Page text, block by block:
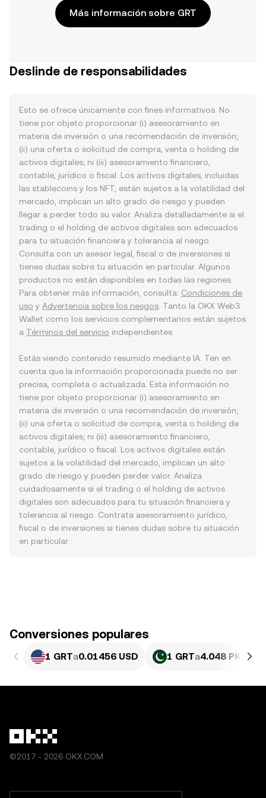
Más información sobre GRT
Deslinde de responsabilidades
Esto se ofrece únicamente con fines informativos. No
tiene por objeto proporcionar (i) asesoramiento en
materia de inversión o una recomendación de inversión;
(ii) una oferta o solicitud de compra, venta o holding de
activos digitales; ni (iii) asesoramiento financiero,
contable, jurídico o fiscal. Los activos digitales, incluidas
las stablecoins y los NFT, están sujetos a la volatilidad del
mercado, implican un alto grado de riesgo y pueden
llegar a perder todo su valor. Analiza detalladamente si el
trading o el holding de activos digitales son adecuados
para tu situación financiera y tolerancia al riesgo.
Consulta con un asesor legal, fiscal o de inversiones si
tienes dudas sobre tu situación en particular. Algunos
productos no están disponibles en todas las regiones.
Para obtener más información, consulta: Condiciones de
uso y Advertencia sobre los riesgos . Tanto la OKX Web3
Wallet como los servicios complementarios están sujetos
a Términos del servicio independientes.
Estás viendo contenido resumido mediante IA. Ten en
cuenta que la información proporcionada puede no ser
precisa, completa o actualizada. Esta información no
tiene por objeto proporcionar (i) asesoramiento en
materia de inversión o una recomendación de inversión;
(ii) una oferta o solicitud de compra, venta o holding de
activos digitales; ni (iii) asesoramiento financiero,
contable, jurídico o fiscal. Los activos digitales están
sujetos a la volatilidad del mercado, implican un alto
grado de riesgo y pueden perder valor. Analiza
cuidadosamente si el trading o el holding de activos
digitales son adecuados para tu situación financiera y
tolerancia al riesgo. Contrata asesoramiento jurídico,
fiscal o de inversiones si tienes dudas sobre tu situación
en particular.
Conversiones populares
1 GRTa0.01456 USD 1 GRTa4.048 PKR
©2017 - 2026 OKX.COM